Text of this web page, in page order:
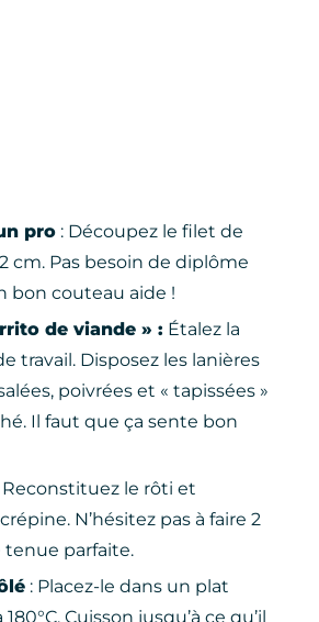
pro : Découpez le filet de
cm. Pas besoin de diplôme
bon couteau aide !
de viande » : Étalez la
travail. Disposez les lanières
poivrées et « tapissées »
Il faut que ça sente bon
Reconstituez le rôti et
N’hésitez pas à faire 2
tenue parfaite.
: Placez-le dans un plat
Cuisson jusqu’à ce qu’il